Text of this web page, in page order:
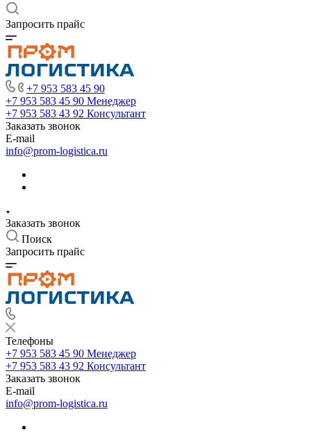
Запросить прайс
+7 953 583 45 90
+7 953 583 45 90 Менеджер
+7 953 583 43 92 Консультант
Заказать звонок
E-mail
info@prom-logistica.ru
Заказать звонок
Поиск
Запросить прайс
Телефоны
+7 953 583 45 90 Менеджер
+7 953 583 43 92 Консультант
Заказать звонок
E-mail
info@prom-logistica.ru